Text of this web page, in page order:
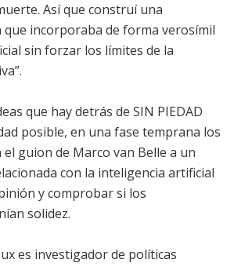
Así que construí una
incorporaba de forma verosímil
sin forzar los límites de la
que hay detrás de SIN PIEDAD
posible, en una fase temprana los
guion de Marco van Belle a un
con la inteligencia artificial
y comprobar si los
solidez.
es investigador de políticas